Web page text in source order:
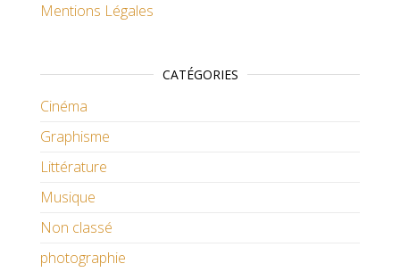
Mentions Légales
CATÉGORIES
Cinéma
Graphisme
Littérature
Musique
Non classé
photographie